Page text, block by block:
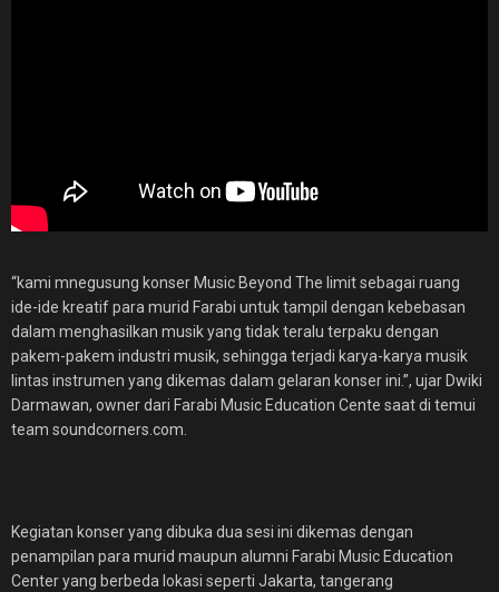
“kami mnegusung konser Music Beyond The limit sebagai ruang
ide-ide kreatif para murid Farabi untuk tampil dengan kebebasan
dalam menghasilkan musik yang tidak teralu terpaku dengan
pakem-pakem industri musik, sehingga terjadi karya-karya musik
lintas instrumen yang dikemas dalam gelaran konser ini.”, ujar Dwiki
Darmawan, owner dari Farabi Music Education Cente saat di temui
team soundcorners.com.
Kegiatan konser yang dibuka dua sesi ini dikemas dengan
penampilan para murid maupun alumni Farabi Music Education
Center yang berbeda lokasi seperti Jakarta, tangerang